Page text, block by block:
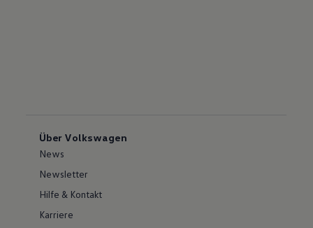
Über Volkswagen
News
Newsletter
Hilfe & Kontakt
Karriere